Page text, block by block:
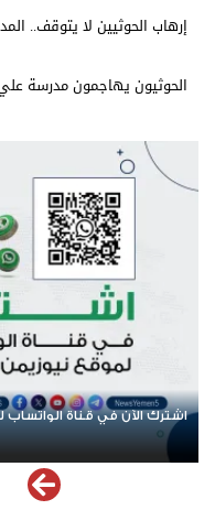
إرهاب الحوثيين لا يتوقف..
الحوثيون يهاجمون مدرسة علي
اشترك الآن في قناة الواتساب